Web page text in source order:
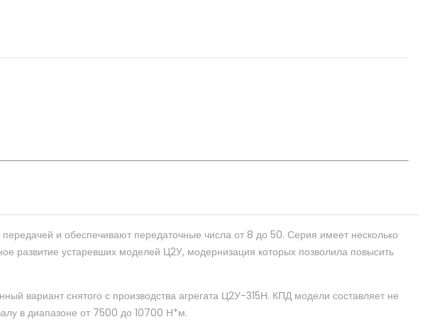
и обеспечивают передаточные числа от 8 до 50. Серия имеет несколько
развитие устаревших моделей Ц2У, модернизация которых позволила повысить
вариант снятого с производства агрегата Ц2У-315Н. КПД модели составляет не
в диапазоне от 7500 до 10700 Н*м.